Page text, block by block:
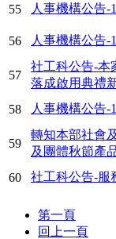
55
人事機構公告-
56
人事機構公告-
57
社工科公告-本
落成啟用典禮
58
人事機構公告-
59
轉知本部社會
及團體秋節產
60
社工科公告-服
第一頁
回上一頁